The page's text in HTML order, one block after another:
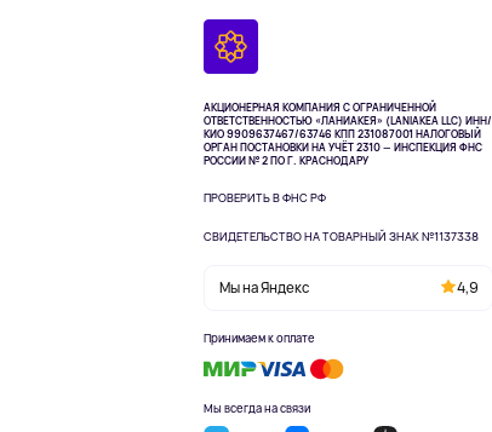
АКЦИОНЕРНАЯ КОМПАНИЯ С ОГРАНИЧЕННОЙ
ОТВЕТСТВЕННОСТЬЮ «ЛАНИАКЕЯ» (LANIAKEA LLC) ИНН/
КИО 9909637467/63746 КПП 231087001НАЛОГОВЫЙ
ОРГАН ПОСТАНОВКИ НА УЧЁТ 2310 — ИНСПЕКЦИЯ ФНС
РОССИИ № 2 ПО Г. КРАСНОДАРУ
ПРОВЕРИТЬ В ФНС РФ
СВИДЕТЕЛЬСТВО НА ТОВАРНЫЙ ЗНАК №1137338
Мы на Яндекс 4,9
Принимаем к оплате
Мы всегда на связи